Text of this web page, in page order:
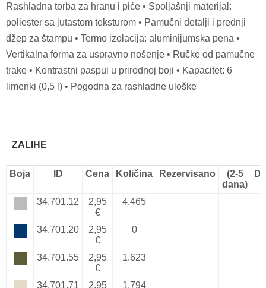
Rashladna torba za hranu i piće • Spoljašnji materijal:
poliester sa jutastom teksturom • Pamučni detalji i prednji
džep za štampu • Termo izolacija: aluminijumska pena •
Vertikalna forma za uspravno nošenje • Ručke od pamučne
trake • Kontrastni paspul u prirodnoj boji • Kapacitet: 6
limenki (0,5 l) • Pogodna za rashladne uloške
ZALIHE
Boja ID Cena Količina Rezervisano
(2-5
dana)
34.701.12
2,95
€
4.465
34.701.20
2,95
€
0
34.701.55
2,95
€
1.623
34.701.71 2,95 1.794